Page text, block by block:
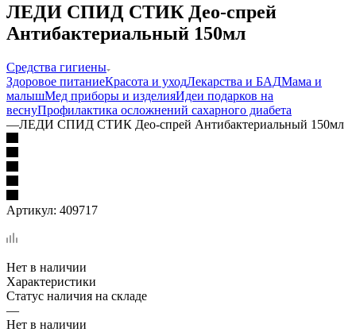
ЛЕДИ СПИД СТИК Део-спрей
Антибактериальный 150мл
Средства гигиены
Здоровое питаниеКрасота и уходЛекарства и БАДМама и
малышМед приборы и изделияИдеи подарков на
веснуПрофилактика осложнений сахарного диабета
—ЛЕДИ СПИД СТИК Део-спрей Антибактериальный 150мл
Артикул: 409717
Нет в наличии
Характеристики
Статус наличия на складе
—
Нет в наличии